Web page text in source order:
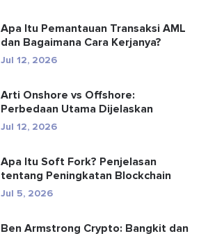
Apa Itu Pemantauan Transaksi AML
dan Bagaimana Cara Kerjanya?
Jul 12, 2026
Arti Onshore vs Offshore:
Perbedaan Utama Dijelaskan
Jul 12, 2026
Apa Itu Soft Fork? Penjelasan
tentang Peningkatan Blockchain
Jul 5, 2026
Ben Armstrong Crypto: Bangkit dan